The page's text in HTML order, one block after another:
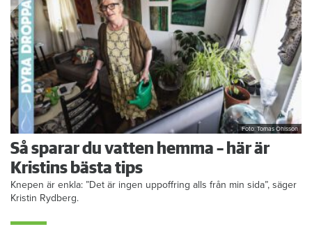
Foto: Tomas Ohlsson
Så sparar du vatten hemma – här är
Kristins bästa tips
Knepen är enkla: ”Det är ingen uppoffring alls från min sida”, säger
Kristin Rydberg.